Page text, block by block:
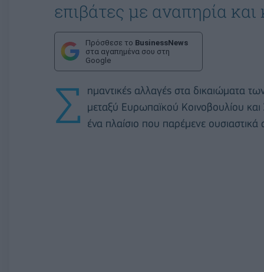
επιβάτες με αναπηρία
Πρόσθεσε το BusinessNews
στα αγαπημένα σου στη
Google
Σ
ημαντικές αλλαγές στα δικαιώματα
μεταξύ Ευρωπαϊκού Κοινοβουλίου και
ένα πλαίσιο που παρέμενε